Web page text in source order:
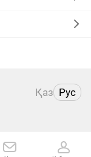
установка
Қаз Рус